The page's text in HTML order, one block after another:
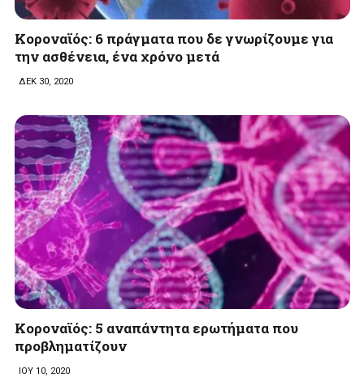
Κοροναϊός: 6 πράγματα που δε γνωρίζουμε για
την ασθένεια, ένα χρόνο μετά
ΔΕΚ 30, 2020
Kοροναϊός: 5 αναπάντητα ερωτήματα που
προβληματίζουν
ΙΟΥ 10, 2020